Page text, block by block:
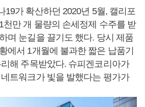
19가 확산하던 2020년 5월, 캘리포
천만 개 물량의 손세정제 수주를 받
며 눈길을 끌기도 했다. 당시 제품
에서 1개월에 불과한 짧은 납품기
해 주목받았다. 슈피겐코리아가
트워크가 빛을 발했다는 평가가